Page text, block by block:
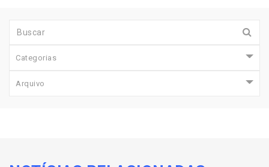
Categorias
Arquivo